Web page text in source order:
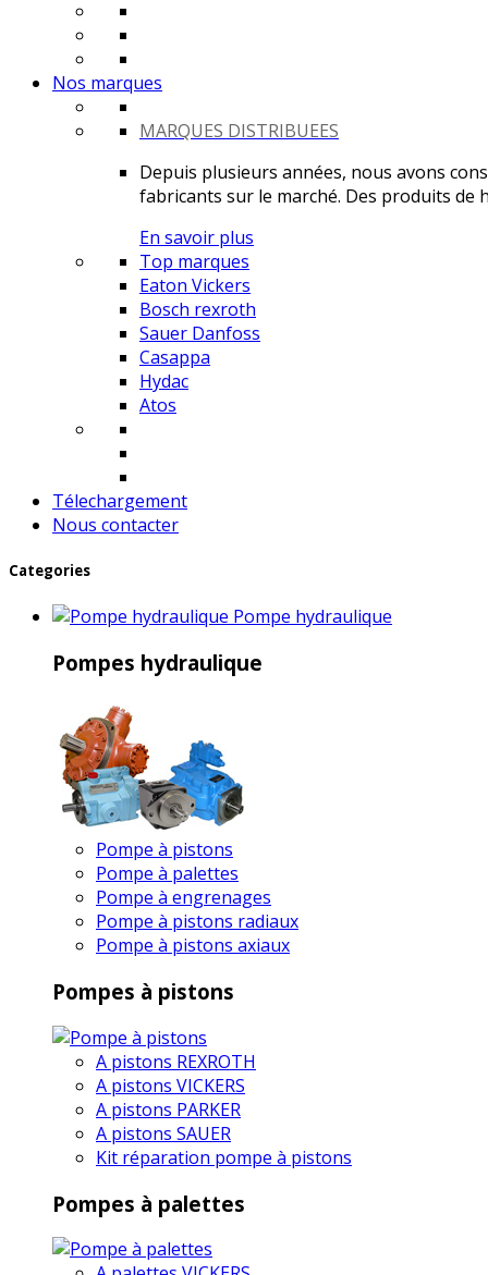
Nos marques
MARQUES DISTRIBUEES
Depuis plusieurs années, nous avons
fabricants sur le marché. Des produits de
En savoir plus
Top marques
Eaton Vickers
Bosch rexroth
Sauer Danfoss
Casappa
Hydac
Atos
Télechargement
Nous contacter
Categories
Pompe hydraulique
Pompes hydraulique
Pompe à pistons
Pompe à palettes
Pompe à engrenages
Pompe à pistons radiaux
Pompe à pistons axiaux
Pompes à pistons
A pistons REXROTH
A pistons VICKERS
A pistons PARKER
A pistons SAUER
Kit réparation pompe à pistons
Pompes à palettes